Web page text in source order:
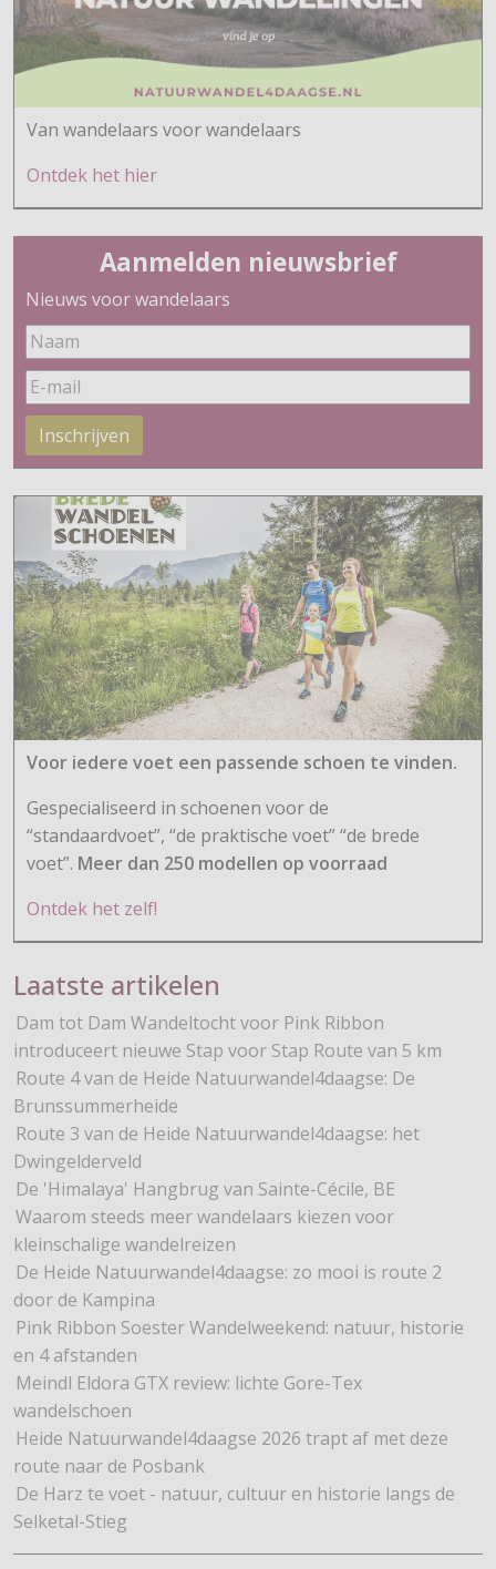
Van wandelaars voor wandelaars
Ontdek het hier
Aanmelden nieuwsbrief
Nieuws voor wandelaars
Inschrijven
Voor iedere voet een passende schoen te vinden.
Gespecialiseerd in schoenen voor de
“standaardvoet”, “de praktische voet” “de brede
voet”. Meer dan 250 modellen op voorraad
Ontdek het zelf!
Laatste artikelen
Dam tot Dam Wandeltocht voor Pink Ribbon
introduceert nieuwe Stap voor Stap Route van 5 km
Route 4 van de Heide Natuurwandel4daagse: De
Brunssummerheide
Route 3 van de Heide Natuurwandel4daagse: het
Dwingelderveld
De 'Himalaya' Hangbrug van Sainte-Cécile, BE
Waarom steeds meer wandelaars kiezen voor
kleinschalige wandelreizen
De Heide Natuurwandel4daagse: zo mooi is route 2
door de Kampina
Pink Ribbon Soester Wandelweekend: natuur, historie
en 4 afstanden
Meindl Eldora GTX review: lichte Gore-Tex
wandelschoen
Heide Natuurwandel4daagse 2026 trapt af met deze
route naar de Posbank
De Harz te voet - natuur, cultuur en historie langs de
Selketal-Stieg